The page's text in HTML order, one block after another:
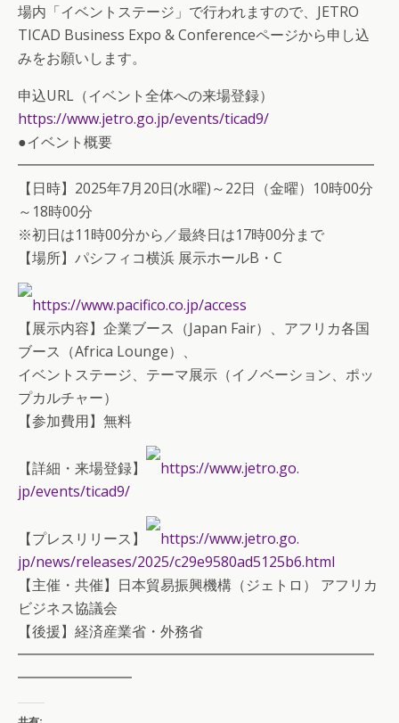
場内「イベントステージ」で行われますので、JETRO
TICAD Business Expo & Conferenceページから申し込
みをお願いします。
申込URL（イベント全体への来場登録）
https://www.jetro.go.jp/events/ticad9/
●イベント概要
━━━━━━━━━━━━━━━━━━━━━━━━━
【日時】2025年7月20日(水曜)～22日（金曜）10時00分
～18時00分
※初日は11時00分から／最終日は17時00分まで
【場所】パシフィコ横浜 展示ホールB・C
https://www.pacifico.co.jp/access
【展示内容】企業ブース（Japan Fair）、アフリカ各国
ブース（Africa Lounge）、
イベントステージ、テーマ展示（イノベーション、ポッ
プカルチャー）
【参加費用】無料
【詳細・来場登録】
https://www.jetro.go.
jp/events/ticad9/
【プレスリリース】
https://www.jetro.go.
jp/news/releases/2025/c29e9580ad5125b6.html
【主催・共催】日本貿易振興機構（ジェトロ） アフリカ
ビジネス協議会
【後援】経済産業省・外務省
━━━━━━━━━━━━━━━━━━━━━━━━━
━━━━━━━━